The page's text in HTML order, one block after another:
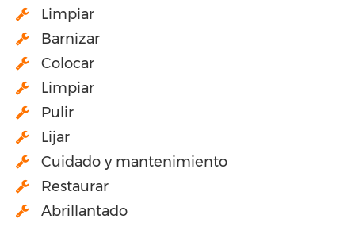
Limpiar
Barnizar
Colocar
Limpiar
Pulir
Lijar
Cuidado y mantenimiento
Restaurar
Abrillantado